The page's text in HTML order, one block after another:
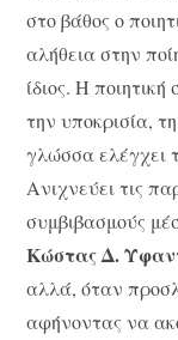
στο βάθος ο
αλήθεια στην
ίδιος. Η
την υποκρισία,
γλώσσα ελέγχει
Ανιχνεύει τις
συμβιβασμούς
Κώστας Δ.
αλλά, όταν
αφήνοντας να